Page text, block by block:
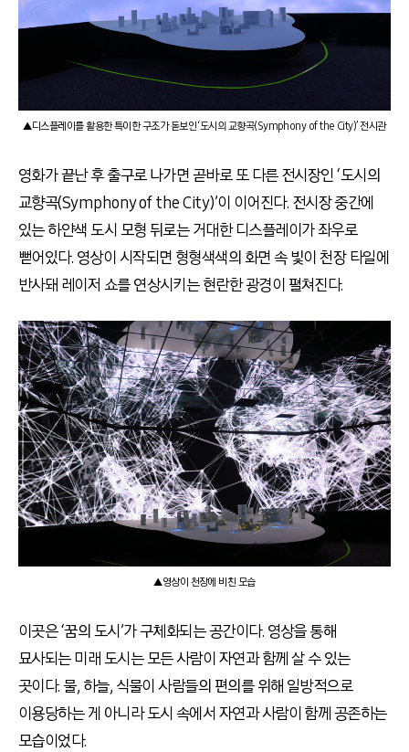
▲디스플레이를 활용한 특이한 구조가 돋보인 ‘도시의 교향곡(Symphony of the City)’ 전시관
영화가 끝난 후 출구로 나가면 곧바로 또 다른 전시장인 ‘도시의
교향곡(Symphony of the City)’이 이어진다. 전시장 중간에
있는 하얀색 도시 모형 뒤로는 거대한 디스플레이가 좌우로
뻗어있다. 영상이 시작되면 형형색색의 화면 속 빛이 천장 타일에
반사돼 레이저 쇼를 연상시키는 현란한 광경이 펼쳐진다.
▲영상이 천장에 비친 모습
이곳은 ‘꿈의 도시’가 구체화되는 공간이다. 영상을 통해
묘사되는 미래 도시는 모든 사람이 자연과 함께 살 수 있는
곳이다. 물, 하늘, 식물이 사람들의 편의를 위해 일방적으로
이용당하는 게 아니라 도시 속에서 자연과 사람이 함께 공존하는
모습이었다.